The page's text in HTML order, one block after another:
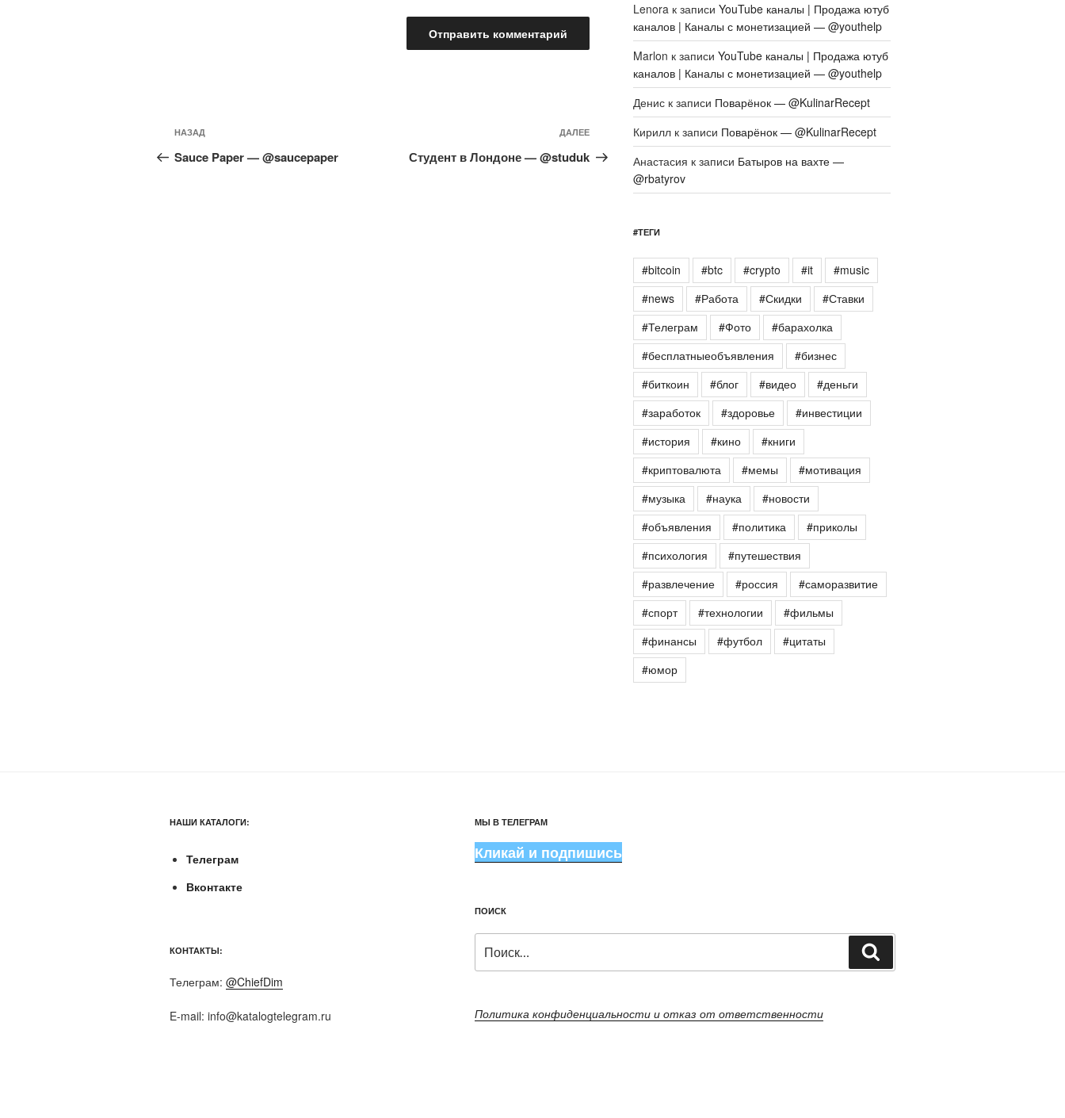
Навигация
по
записям
Предыдущая
запись:
НАЗАД
Sauce Paper — @saucepaper
Следующая
запись
ДАЛЕЕ
Студент в Лондоне — @studuk
Lenoraк записи YouTube каналы | Продажа ютуб
каналов | Каналы с монетизацией — @youthelp
Marlon к записи YouTube каналы | Продажа ютуб
каналов | Каналы с монетизацией — @youthelp
Дениск записи Поварёнок — @KulinarRecept
Кириллк записи Поварёнок — @KulinarRecept
Анастасия к записи Батыров на вахте —
@rbatyrov
#ТЕГИ
#bitcoin #btc #crypto #it
#music
#news
#Работа #Скидки
#Ставки
#Телеграм
#Фото
#барахолка
#бесплатныеобъявления
#бизнес
#биткоин
#блог #видео
#деньги
#заработок
#здоровье
#инвестиции
#история
#кино
#книги
#криптовалюта
#мемы
#мотивация
#музыка
#наука
#новости
#объявления
#политика
#приколы
#психология
#путешествия
#развлечение
#россия
#саморазвитие
#спорт
#технологии
#фильмы
#финансы
#футбол
#цитаты
#юмор
НАШИ КАТАЛОГИ:
Телеграм
Вконтакте
КОНТАКТЫ:
Телеграм: @ChiefDim
E-mail: info@katalogtelegram.ru
МЫ В ТЕЛЕГРАМ
Кликай и подпишись
ПОИСК
Политика конфиденциальности и отказ от ответственности